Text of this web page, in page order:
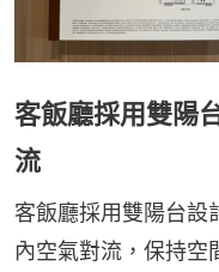
客飯廳採用雙陽
流
客飯廳採用雙陽台設
內空氣對流，保持空